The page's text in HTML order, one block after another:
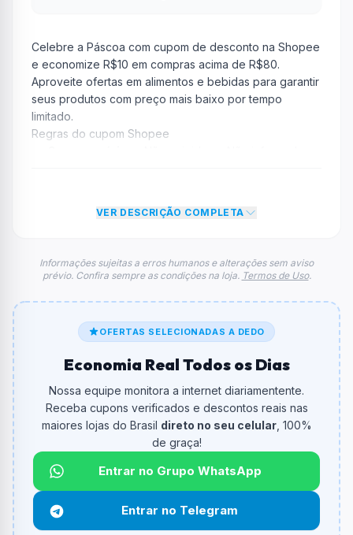
Celebre a Páscoa com cupom de desconto na Shopee
e economize R$10 em compras acima de R$80.
Aproveite ofertas em alimentos e bebidas para garantir
seus produtos com preço mais baixo por tempo
limitado.
Regras do cupom Shopee
Vencimento: Válido até 23/03/2026
R$ 10,00 no total do carrinho, não foram econtradas
informações sobre restrição de teto máximo para esse
Qual é o código de desconto?
O cupom dá R$ 10,00
Qual é o valor minimo de compra?
O valor minimo de compra é Não exigido ou Não
informado.
Qual é o desconto máximo?
Não informado ou sem limite.
VER DESCRIÇÃO COMPLETA
Informações sujeitas a erros humanos e alterações sem aviso
prévio. Confira sempre as condições na loja. Termos de Uso.
OFERTAS SELECIONADAS A DEDO
Economia Real Todos os Dias
Nossa equipe monitora a internet diariamentente.
Receba cupons verificados e descontos reais nas
maiores lojas do Brasil direto no seu celular, 100%
de graça!
Entrar no Grupo WhatsApp
Entrar no Telegram